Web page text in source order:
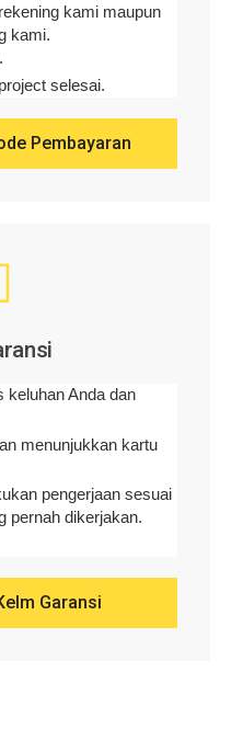
kami maupun
kami.
selesai.
Pembayaran
keluhan Anda dan
menunjukkan kartu
pengerjaan sesuai
pernah dikerjakan.
Garansi